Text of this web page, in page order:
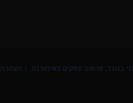
בגוגל, פרסום עסקים באינטרנט. | הצהרת